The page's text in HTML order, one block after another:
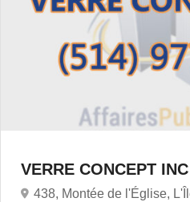
VERRE CONCEPT INC
438, Montée de l'Église,